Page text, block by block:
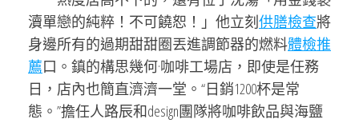
瀆單戀的純粹！不可饒恕！」他立刻供膳檢查將
身邊所有的過期甜甜圈丟進調節器的燃料體檢推
薦口。鎮的構思幾何·咖啡工場店，即使是任務
日，店內也簡直濟濟一堂。“日銷1200杯是常
態。”擔任人路辰和design團隊將咖啡飲品與海鹽